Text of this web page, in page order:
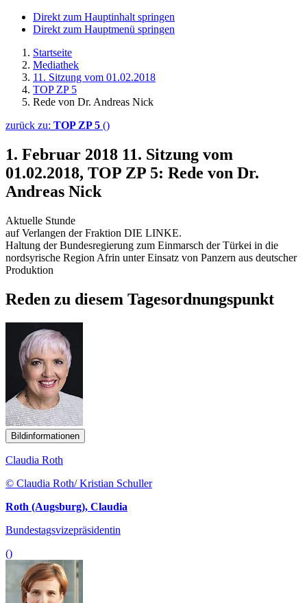
Direkt zum Hauptinhalt springen
Direkt zum Hauptmenü springen
Startseite
Mediathek
11. Sitzung vom 01.02.2018
TOP ZP 5
Rede von Dr. Andreas Nick
zurück zu: TOP ZP 5 ()
1. Februar 2018 11. Sitzung vom
01.02.2018, TOP ZP 5: Rede von Dr.
Andreas Nick
Aktuelle Stunde
auf Verlangen der Fraktion DIE LINKE.
Haltung der Bundesregierung zum Einmarsch der Türkei in die
nordsyrische Region Afrin unter Einsatz von Panzern aus deutscher
Produktion
Reden zu diesem Tagesordnungspunkt
Bildinformationen
Claudia Roth
© Claudia Roth/ Kristian Schuller
Roth (Augsburg), Claudia
Bundestagsvizepräsidentin
()